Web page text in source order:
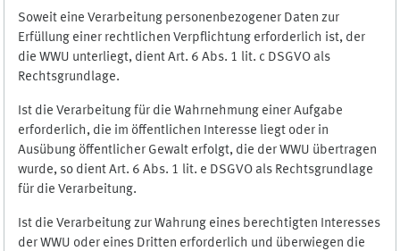
Soweit eine Verarbeitung personenbezogener Daten zur
Erfüllung einer rechtlichen Verpflichtung erforderlich ist, der
die WWU unterliegt, dient Art. 6 Abs. 1 lit. c DSGVO als
Rechtsgrundlage.
Ist die Verarbeitung für die Wahrnehmung einer Aufgabe
erforderlich, die im öffentlichen Interesse liegt oder in
Ausübung öffentlicher Gewalt erfolgt, die der WWU übertragen
wurde, so dient Art. 6 Abs. 1 lit. e DSGVO als Rechtsgrundlage
für die Verarbeitung.
Ist die Verarbeitung zur Wahrung eines berechtigten Interesses
der WWU oder eines Dritten erforderlich und überwiegen die